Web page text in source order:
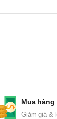
Mua hàng
Giảm giá &